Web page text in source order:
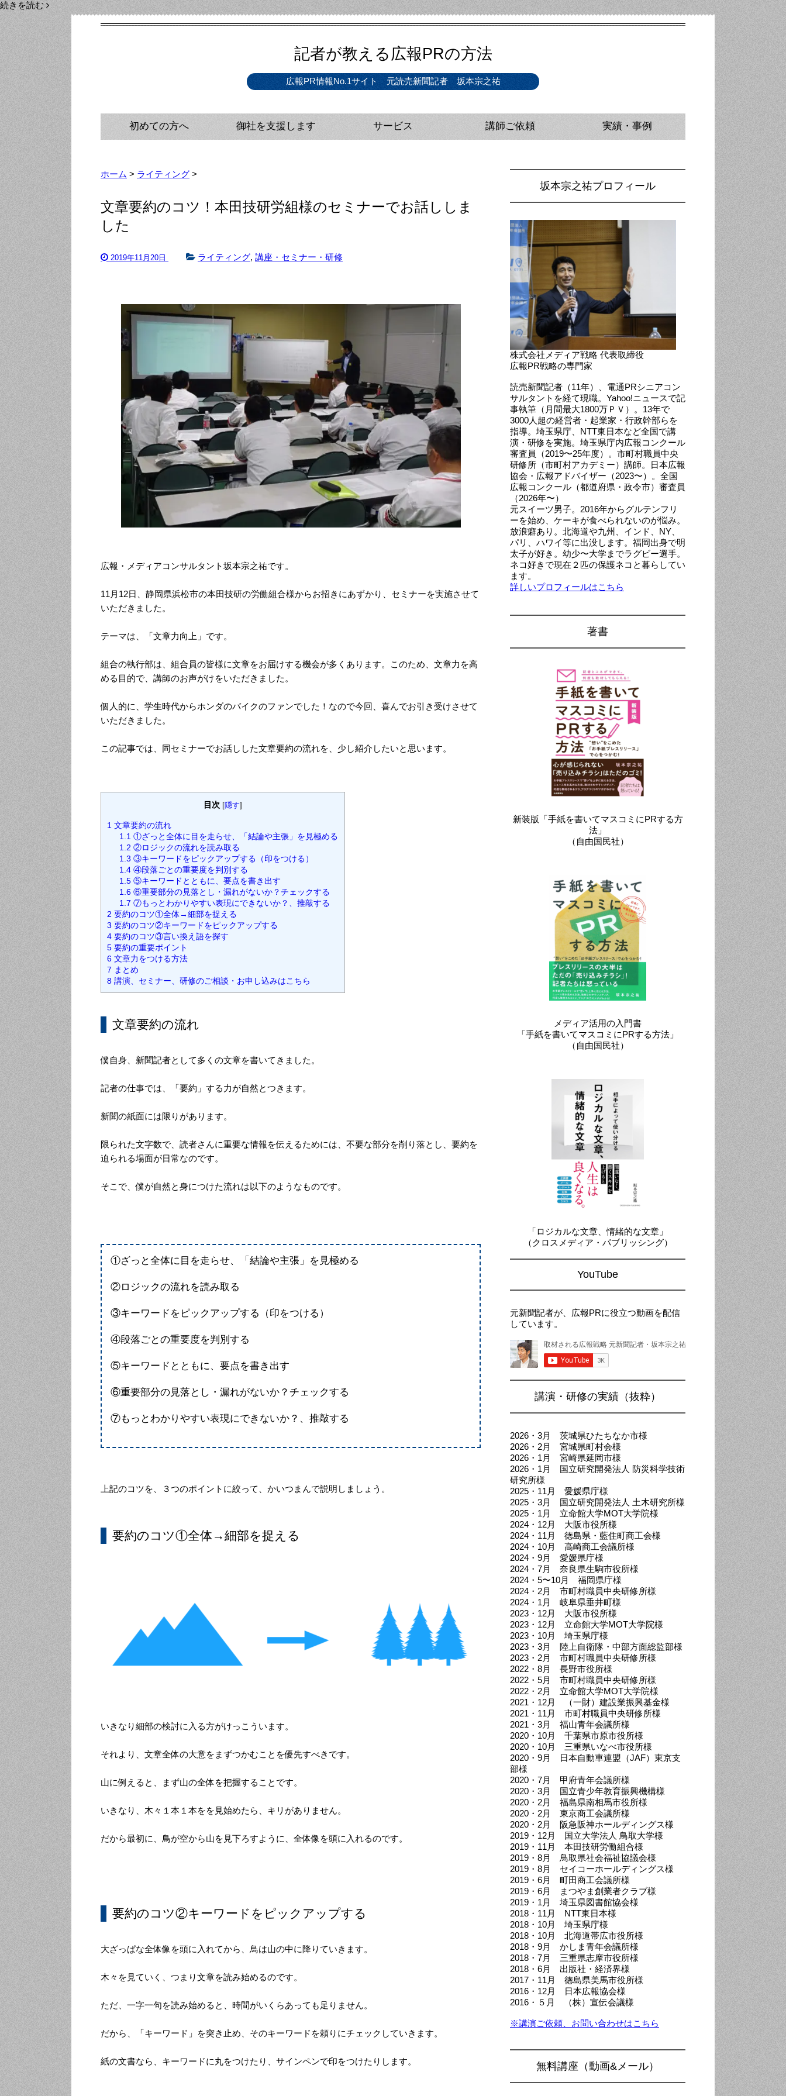
続きを読む
記者が教える広報PRの方法
広報PR情報No.1サイト 元読売新聞記者 坂本宗之祐
初めての方へ 御社を支援します サービス 講師ご依頼 実績・事例
ホーム > ライティング >
文章要約のコツ！本田技研労組様のセミナーでお話ししま
した
2019年11月20日 ライティング, 講座・セミナー・研修
広報・メディアコンサルタント坂本宗之祐です。
11月12日、静岡県浜松市の本田技研の労働組合様からお招きにあずかり、セミナーを実施させて
いただきました。
テーマは、「文章力向上」です。
組合の執行部は、組合員の皆様に文章をお届けする機会が多くあります。このため、文章力を高
める目的で、講師のお声がけをいただきました。
個人的に、学生時代からホンダのバイクのファンでした！なので今回、喜んでお引き受けさせて
いただきました。
この記事では、同セミナーでお話しした文章要約の流れを、少し紹介したいと思います。
目次 [隠す]
1 文章要約の流れ
1.1 ①ざっと全体に目を走らせ、「結論や主張」を見極める
1.2 ②ロジックの流れを読み取る
1.3 ③キーワードをピックアップする（印をつける）
1.4 ④段落ごとの重要度を判別する
1.5 ⑤キーワードとともに、要点を書き出す
1.6 ⑥重要部分の見落とし・漏れがないか？チェックする
1.7 ⑦もっとわかりやすい表現にできないか？、推敲する
2 要約のコツ①全体→細部を捉える
3 要約のコツ②キーワードをピックアップする
4 要約のコツ③言い換え語を探す
5 要約の重要ポイント
6 文章力をつける方法
7 まとめ
8 講演、セミナー、研修のご相談・お申し込みはこちら
文章要約の流れ
僕自身、新聞記者として多くの文章を書いてきました。
記者の仕事では、「要約」する力が自然とつきます。
新聞の紙面には限りがあります。
限られた文字数で、読者さんに重要な情報を伝えるためには、不要な部分を削り落とし、要約を
迫られる場面が日常なのです。
そこで、僕が自然と身につけた流れは以下のようなものです。
①ざっと全体に目を走らせ、「結論や主張」を見極める
②ロジックの流れを読み取る
③キーワードをピックアップする（印をつける）
④段落ごとの重要度を判別する
⑤キーワードとともに、要点を書き出す
⑥重要部分の見落とし・漏れがないか？チェックする
⑦もっとわかりやすい表現にできないか？、推敲する
上記のコツを、３つのポイントに絞って、かいつまんで説明しましょう。
要約のコツ①全体→細部を捉える
いきなり細部の検討に入る方がけっこういます。
それより、文章全体の大意をまずつかむことを優先すべきです。
山に例えると、まず山の全体を把握することです。
いきなり、木々１本１本をを見始めたら、キリがありません。
だから最初に、鳥が空から山を見下ろすように、全体像を頭に入れるのです。
要約のコツ②キーワードをピックアップする
大ざっぱな全体像を頭に入れてから、鳥は山の中に降りていきます。
木々を見ていく、つまり文章を読み始めるのです。
ただ、一字一句を読み始めると、時間がいくらあっても足りません。
だから、「キーワード」を突き止め、そのキーワードを頼りにチェックしていきます。
紙の文書なら、キーワードに丸をつけたり、サインペンで印をつけたりします。
坂本宗之祐プロフィール
株式会社メディア戦略 代表取締役
広報PR戦略の専門家
読売新聞記者（11年）、電通PRシニアコン
サルタントを経て現職。Yahoo!ニュースで記
事執筆（月間最大1800万ＰＶ）。13年で
3000人超の経営者・起業家・行政幹部らを
指導。埼玉県庁、NTT東日本など全国で講
演・研修を実施。埼玉県庁内広報コンクール
審査員（2019〜25年度）。市町村職員中央
研修所（市町村アカデミー）講師。日本広報
協会・広報アドバイザー（2023〜）。全国
広報コンクール（都道府県・政令市）審査員
（2026年〜）
元スイーツ男子。2016年からグルテンフリ
ーを始め、ケーキが食べられないのが悩み。
放浪癖あり。北海道や九州、インド、NY、
パリ、ハワイ等に出没します。福岡出身で明
太子が好き。幼少〜大学までラグビー選手。
ネコ好きで現在２匹の保護ネコと暮らしてい
ます。
詳しいプロフィールはこちら
著書
新装版「手紙を書いてマスコミにPRする方
法」
（自由国民社）
メディア活用の入門書
「手紙を書いてマスコミにPRする方法」
（自由国民社）
「ロジカルな文章、情緒的な文章」
（クロスメディア・パブリッシング）
YouTube
元新聞記者が、広報PRに役立つ動画を配信
しています。
講演・研修の実績（抜粋）
2026・3月 茨城県ひたちなか市様
2026・2月 宮城県町村会様
2026・1月 宮崎県延岡市様
2026・1月 国立研究開発法人 防災科学技術
研究所様
2025・11月 愛媛県庁様
2025・3月 国立研究開発法人 土木研究所様
2025・1月 立命館大学MOT大学院様
2024・12月 大阪市役所様
2024・11月 徳島県・藍住町商工会様
2024・10月 高崎商工会議所様
2024・9月 愛媛県庁様
2024・7月 奈良県生駒市役所様
2024・5〜10月 福岡県庁様
2024・2月 市町村職員中央研修所様
2024・1月 岐阜県垂井町様
2023・12月 大阪市役所様
2023・12月 立命館大学MOT大学院様
2023・10月 埼玉県庁様
2023・3月 陸上自衛隊・中部方面総監部様
2023・2月 市町村職員中央研修所様
2022・8月 長野市役所様
2022・5月 市町村職員中央研修所様
2022・2月 立命館大学MOT大学院様
2021・12月 （一財）建設業振興基金様
2021・11月 市町村職員中央研修所様
2021・3月 福山青年会議所様
2020・10月 千葉県市原市役所様
2020・10月 三重県いなべ市役所様
2020・9月 日本自動車連盟（JAF）東京支
部様
2020・7月 甲府青年会議所様
2020・3月 国立青少年教育振興機構様
2020・2月 福島県南相馬市役所様
2020・2月 東京商工会議所様
2020・2月 阪急阪神ホールディングス様
2019・12月 国立大学法人 鳥取大学様
2019・11月 本田技研労働組合様
2019・8月 鳥取県社会福祉協議会様
2019・8月 セイコーホールディングス様
2019・6月 町田商工会議所様
2019・6月 まつやま創業者クラブ様
2019・1月 埼玉県図書館協会様
2018・11月 NTT東日本様
2018・10月 埼玉県庁様
2018・10月 北海道帯広市役所様
2018・9月 かしま青年会議所様
2018・7月 三重県志摩市役所様
2018・6月 出版社・経済界様
2017・11月 徳島県美馬市役所様
2016・12月 日本広報協会様
2016・５月 （株）宣伝会議様
※講演ご依頼、お問い合わせはこちら
無料講座（動画&メール）